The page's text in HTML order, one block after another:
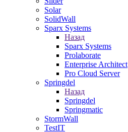
Solar
SolidWall
Sparx Systems
Назад
Sparx Systems
Prolaborate
Enterprise Architect
Pro Cloud Server
Springdel
Назад
Springdel
Springmatic
StormWall
TestIT